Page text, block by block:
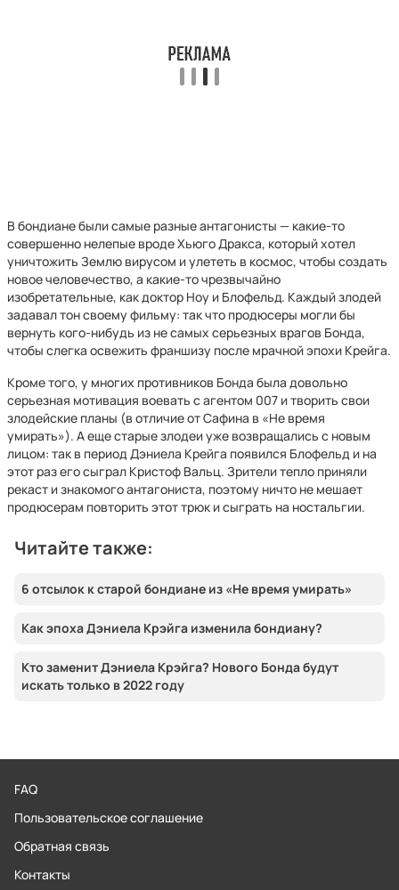
В бондиане были самые разные антагонисты — какие-то
совершенно нелепые вроде Хьюго Дракса, который хотел
уничтожить Землю вирусом и улететь в космос, чтобы создать
новое человечество, а какие-то чрезвычайно
изобретательные, как доктор Ноу и Блофельд. Каждый злодей
задавал тон своему фильму: так что продюсеры могли бы
вернуть кого-нибудь из не самых серьезных врагов Бонда,
чтобы слегка освежить франшизу после мрачной эпохи Крейга.
Кроме того, у многих противников Бонда была довольно
серьезная мотивация воевать с агентом 007 и творить свои
злодейские планы (в отличие от Сафина в «Не время
умирать»). А еще старые злодеи уже возвращались с новым
лицом: так в период Дэниела Крейга появился Блофельд и на
этот раз его сыграл Кристоф Вальц. Зрители тепло приняли
рекаст и знакомого антагониста, поэтому ничто не мешает
продюсерам повторить этот трюк и сыграть на ностальгии.
Читайте также:
6 отсылок к старой бондиане из «Не время умирать»
Как эпоха Дэниела Крэйга изменила бондиану?
Кто заменит Дэниела Крэйга? Нового Бонда будут
искать только в 2022 году
FAQ
Пользовательское соглашение
Обратная связь
Контакты